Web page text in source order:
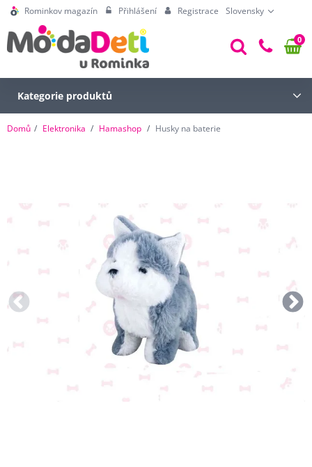
Rominkov magazín Přihlášení Registrace Slovensky
0
Kategorie produktů
Domů Elektronika Hamashop Husky na baterie